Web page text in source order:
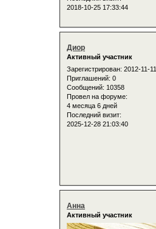
2018-10-25 17:33:44
Диор
Активный участник
Зарегистрирован: 2012-11-11
Приглашений: 0
Сообщений: 10358
Провел на форуме:
4 месяца 6 дней
Последний визит:
2025-12-28 21:03:40
Анна
Активный участник